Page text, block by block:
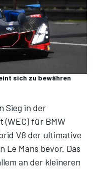
sich zu bewähren
Sieg in der
für BMW
V8 der ultimative
Le Mans bevor. Das
an der kleineren